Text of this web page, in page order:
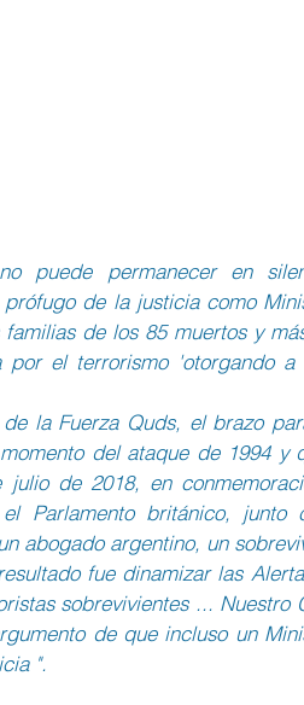
no puede permanecer en
de la justicia como
de los 85 muertos y
el terrorismo 'otorgando
de la Fuerza Quds, el brazo
del ataque de 1994 y
de 2018, en
Parlamento británico, junto
abogado argentino, un
fue dinamizar las
sobrevivientes ... Nuestro
de que incluso un
".